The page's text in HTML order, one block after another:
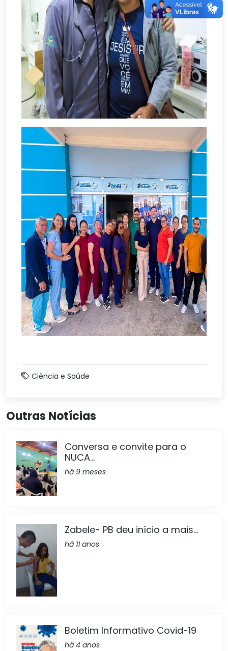
Ciência e Saúde
Outras Notícias
Conversa e convite para o
NUCA...
há 9 meses
Zabele- PB deu início a mais...
há 11 anos
Boletim Informativo Covid-19
há 4 anos